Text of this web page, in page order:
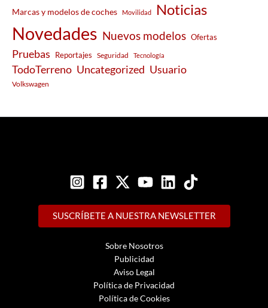
Marcas y modelos de coches Movilidad Noticias
Novedades Nuevos modelos Ofertas
Pruebas Reportajes Seguridad Tecnología
TodoTerreno Uncategorized Usuario
Volkswagen
SUSCRÍBETE A NUESTRA NEWSLETTER
Sobre Nosotros
Publicidad
Aviso Legal
Política de Privacidad
Política de Cookies